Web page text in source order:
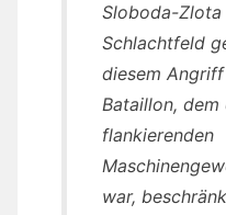
Sloboda-Zlota
Schlachtfeld
diesem Angriff
Bataillon, dem
flankierenden
war,